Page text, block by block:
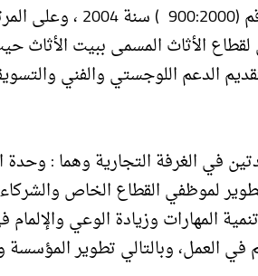
حصلت الغرفة التجارية
الأثاث المسمى ببيت الأثاث
الدعم اللوجستي والفني
في الغرفة التجارية وهما : وحدة
لموظفي القطاع الخاص والشركاء
المهارات وزيادة الوعي
العمل، وبالتالي تطوير المؤسسة